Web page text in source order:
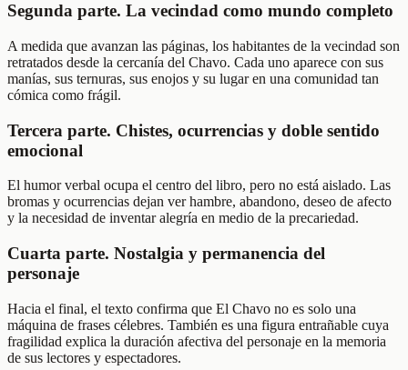
Segunda parte. La vecindad como mundo completo
A medida que avanzan las páginas, los habitantes de la vecindad son
retratados desde la cercanía del Chavo. Cada uno aparece con sus
manías, sus ternuras, sus enojos y su lugar en una comunidad tan
cómica como frágil.
Tercera parte. Chistes, ocurrencias y doble sentido
emocional
El humor verbal ocupa el centro del libro, pero no está aislado. Las
bromas y ocurrencias dejan ver hambre, abandono, deseo de afecto
y la necesidad de inventar alegría en medio de la precariedad.
Cuarta parte. Nostalgia y permanencia del
personaje
Hacia el final, el texto confirma que El Chavo no es solo una
máquina de frases célebres. También es una figura entrañable cuya
fragilidad explica la duración afectiva del personaje en la memoria
de sus lectores y espectadores.